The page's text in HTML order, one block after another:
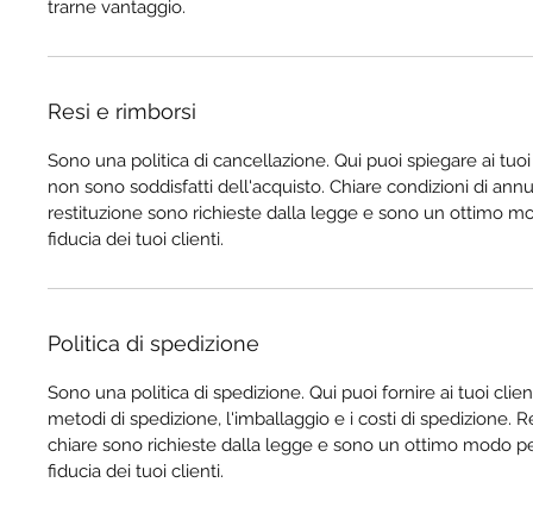
trarne vantaggio.
Resi e rimborsi
Sono una politica di cancellazione. Qui puoi spiegare ai
non sono soddisfatti dell'acquisto. Chiare condizioni di
restituzione sono richieste dalla legge e sono un ottimo
fiducia dei tuoi clienti.
Politica di spedizione
Sono una politica di spedizione. Qui puoi fornire ai tuoi
metodi di spedizione, l'imballaggio e i costi di spedizione.
chiare sono richieste dalla legge e sono un ottimo modo
fiducia dei tuoi clienti.